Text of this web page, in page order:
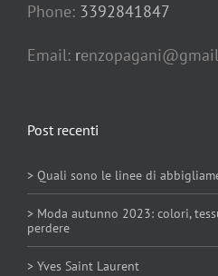
Post recenti
> Quali sono le linee di
> Moda autunno 2023: colori,
perdere
> Yves Saint Laurent
Phone: 3392841847
Email: r